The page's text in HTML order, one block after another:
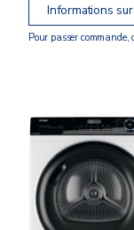
Informations
Pour passer